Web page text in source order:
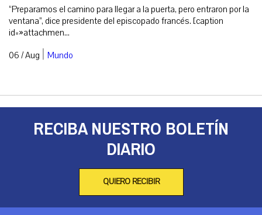
“Preparamos el camino para llegar a la puerta, pero entraron por la
ventana”, dice presidente del episcopado francés. [caption
id=»attachmen...
06 / Aug | Mundo
RECIBA NUESTRO BOLETÍN
DIARIO
QUIERO RECIBIR